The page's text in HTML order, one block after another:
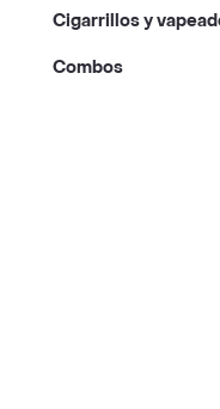
Cigarrillos y
Combos